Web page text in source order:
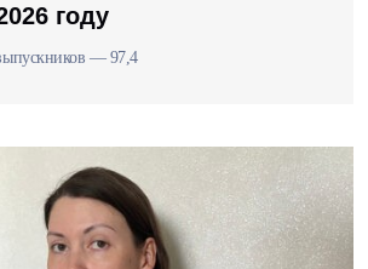
году
— 97,4